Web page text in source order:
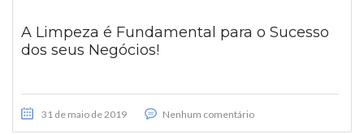
A Limpeza é Fundamental para o Sucesso
dos seus Negócios!
31 de maio de 2019 Nenhum comentário